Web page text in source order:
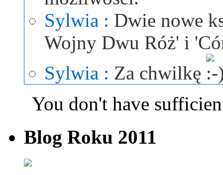
Sylwia : Dwie nowe
Wojny Dwu Róż' i
Sylwia : Za chwilkę
You don't have
Blog Roku 2011